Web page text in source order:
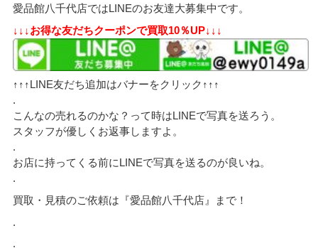
愛品館八千代店ではLINEのお友達大募集中です。
↓↓↓お得な友だちクーポンで買取10％UP↓↓↓
↑↑↑LINE友だち追加はバナーをクリック↑↑↑
.
こんなの売れるのかな？って時はLINEで写真を送ろう。
スタッフが優しくお返事しますよ。
.
お店に持ってくる前にLINEで写真を送るのが良いね。
.
買取・見積のご依頼は『愛品館八千代店』まで！
.
.